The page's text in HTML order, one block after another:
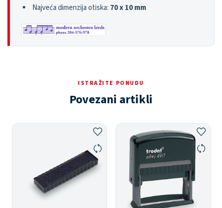
Najveća dimenzija otiska: 70 x 10 mm
ISTRAŽITE PONUDU
Povezani artikli